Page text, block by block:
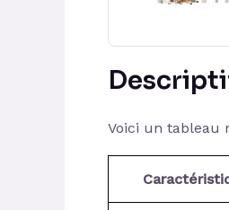
Voici un tableau